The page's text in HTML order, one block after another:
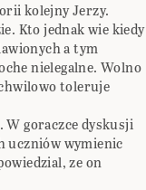
kolejny Jerzy.
Kto jednak wie kiedy
a tym
nielegalne. Wolno
toleruje
W goraczce dyskusji
uczniów wymienic
ze on